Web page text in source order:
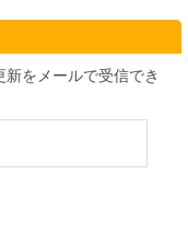
をメールで受信でき